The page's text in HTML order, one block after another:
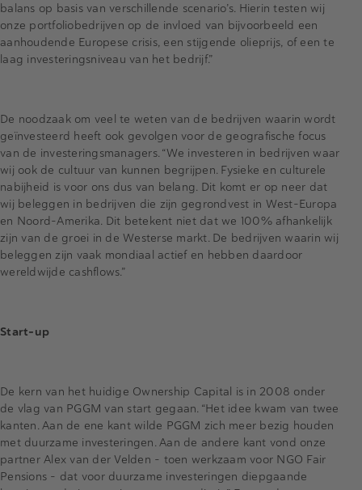
balans op basis van verschillende scenario’s. Hierin testen wij
onze portfoliobedrijven op de invloed van bijvoorbeeld een
aanhoudende Europese crisis, een stijgende olieprijs, of een te
laag investeringsniveau van het bedrijf.”
De noodzaak om veel te weten van de bedrijven waarin wordt
geïnvesteerd heeft ook gevolgen voor de geografische focus
van de investeringsmanagers. “We investeren in bedrijven waar
wij ook de cultuur van kunnen begrijpen. Fysieke en culturele
nabijheid is voor ons dus van belang. Dit komt er op neer dat
wij beleggen in bedrijven die zijn gegrondvest in West-Europa
en Noord-Amerika. Dit betekent niet dat we 100% afhankelijk
zijn van de groei in de Westerse markt. De bedrijven waarin wij
beleggen zijn vaak mondiaal actief en hebben daardoor
wereldwijde cashflows.”
Start-up
De kern van het huidige Ownership Capital is in 2008 onder
de vlag van PGGM van start gegaan. “Het idee kwam van twee
kanten. Aan de ene kant wilde PGGM zich meer bezig houden
met duurzame investeringen. Aan de andere kant vond onze
partner Alex van der Velden - toen werkzaam voor NGO Fair
Pensions - dat voor duurzame investeringen diepgaande